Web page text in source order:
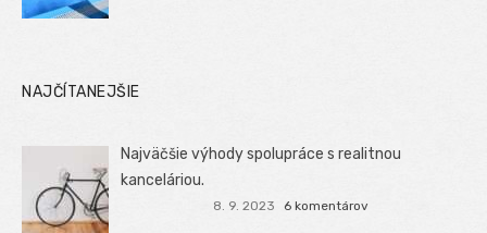
NAJČÍTANEJŠIE
Najväčšie výhody spolupráce s realitnou
kanceláriou.
8. 9. 2023 6 komentárov